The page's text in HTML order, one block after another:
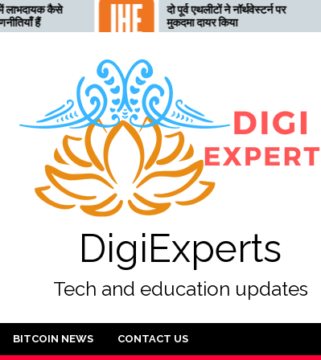
दो पूर्व एथलीटों ने नॉर्थवेस्टर्न पर
मुकदमा दायर किया
DigiExperts
Tech and education updates
BITCOIN NEWS CONTACT US